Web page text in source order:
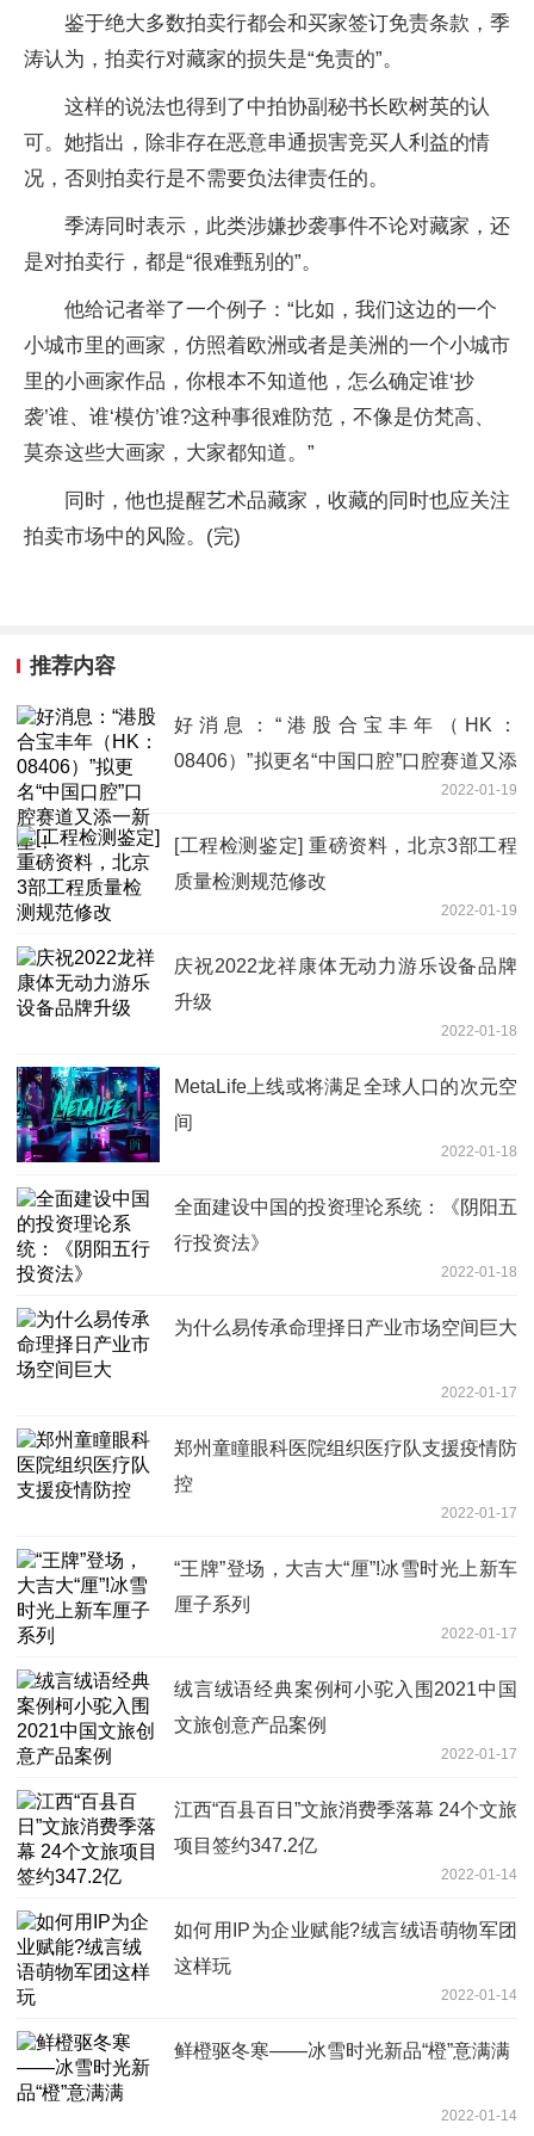
鉴于绝大多数拍卖行都会和买家签订免责条款，季
涛认为，拍卖行对藏家的损失是“免责的”。
这样的说法也得到了中拍协副秘书长欧树英的认
可。她指出，除非存在恶意串通损害竞买人利益的情
况，否则拍卖行是不需要负法律责任的。
季涛同时表示，此类涉嫌抄袭事件不论对藏家，还
是对拍卖行，都是“很难甄别的”。
他给记者举了一个例子：“比如，我们这边的一个
小城市里的画家，仿照着欧洲或者是美洲的一个小城市
里的小画家作品，你根本不知道他，怎么确定谁‘抄
袭’谁、谁‘模仿’谁?这种事很难防范，不像是仿梵高、
莫奈这些大画家，大家都知道。”
同时，他也提醒艺术品藏家，收藏的同时也应关注
拍卖市场中的风险。(完)
推荐内容
好消息：“港股合宝丰年（HK：
08406）”拟更名“中国口腔”口腔赛道又添
2022-01-19
[工程检测鉴定] 重磅资料，北京3部工程
质量检测规范修改
2022-01-19
庆祝2022龙祥康体无动力游乐设备品牌
升级
2022-01-18
MetaLife上线或将满足全球人口的次元空
间
2022-01-18
全面建设中国的投资理论系统：《阴阳五
行投资法》
2022-01-18
为什么易传承命理择日产业市场空间巨大
2022-01-17
郑州童瞳眼科医院组织医疗队支援疫情防
控
2022-01-17
“王牌”登场，大吉大“厘”!冰雪时光上新车
厘子系列
2022-01-17
绒言绒语经典案例柯小驼入围2021中国
文旅创意产品案例
2022-01-17
江西“百县百日”文旅消费季落幕 24个文旅
项目签约347.2亿
2022-01-14
如何用IP为企业赋能?绒言绒语萌物军团
这样玩
2022-01-14
鲜橙驱冬寒——冰雪时光新品“橙”意满满
2022-01-14